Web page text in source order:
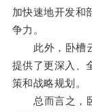
加快速地开发和
争力。
此外，卧槽云
提供了更深入、
策和战略规划。
总而言之，卧